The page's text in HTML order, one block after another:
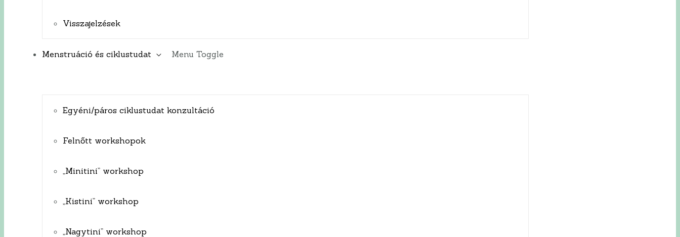
Visszajelzések
Menstruáció és ciklustudat Menu Toggle
Egyéni/páros ciklustudat konzultáció
Felnőtt workshopok
„Minitini” workshop
„Kistini” workshop
„Nagytini” workshop